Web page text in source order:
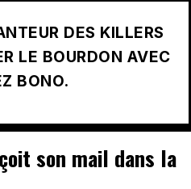
DES KILLERS
LE BOURDON AVEC
BONO.
son mail dans la